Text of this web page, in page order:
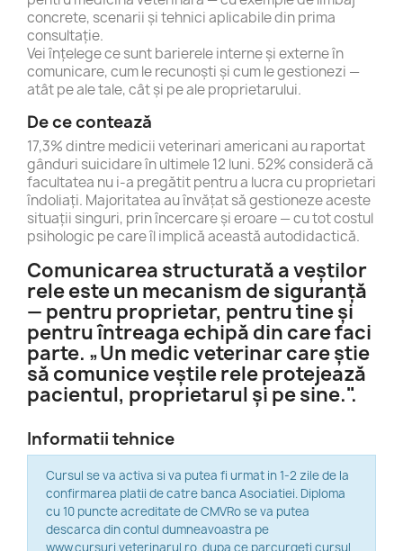
concrete, scenarii și tehnici aplicabile din prima
consultație.
Vei înțelege ce sunt barierele interne și externe în
comunicare, cum le recunoști și cum le gestionezi —
atât pe ale tale, cât și pe ale proprietarului.
De ce contează
17,3% dintre medicii veterinari americani au raportat
gânduri suicidare în ultimele 12 luni. 52% consideră că
facultatea nu i-a pregătit pentru a lucra cu proprietari
îndoliați. Majoritatea au învățat să gestioneze aceste
situații singuri, prin încercare și eroare — cu tot costul
psihologic pe care îl implică această autodidactică.
Comunicarea structurată a veștilor
rele este un mecanism de siguranță
— pentru proprietar, pentru tine și
pentru întreaga echipă din care faci
parte. „Un medic veterinar care știe
să comunice veștile rele protejează
pacientul, proprietarul și pe sine.".
Informatii tehnice
Cursul se va activa si va putea fi urmat in 1-2 zile de la
confirmarea platii de catre banca Asociatiei. Diploma
cu 10 puncte acreditate de CMVRo se va putea
descarca din contul dumneavoastra pe
www.cursuri.veterinarul.ro dupa ce parcurgeti cursul